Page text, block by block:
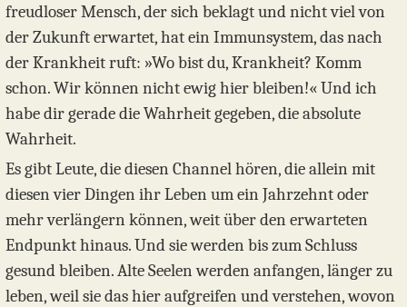
freudloser Mensch, der sich beklagt und nicht viel von
der Zukunft erwartet, hat ein Immunsystem, das nach
der Krankheit ruft: »Wo bist du, Krankheit? Komm
schon. Wir können nicht ewig hier bleiben!« Und ich
habe dir gerade die Wahrheit gegeben, die absolute
Wahrheit.
Es gibt Leute, die diesen Channel hören, die allein mit
diesen vier Dingen ihr Leben um ein Jahrzehnt oder
mehr verlängern können, weit über den erwarteten
Endpunkt hinaus. Und sie werden bis zum Schluss
gesund bleiben. Alte Seelen werden anfangen, länger zu
leben, weil sie das hier aufgreifen und verstehen, wovon